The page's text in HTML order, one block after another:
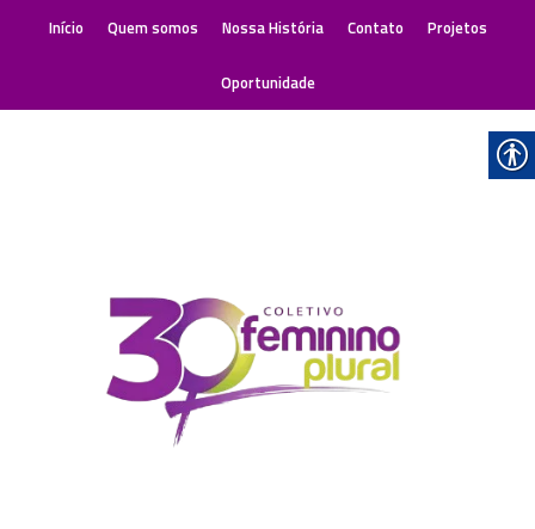
Início Quem somos Nossa História Contato Projetos
Oportunidade